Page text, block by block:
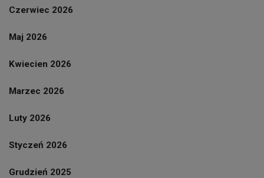
Czerwiec 2026
Maj 2026
Kwiecien 2026
Marzec 2026
Luty 2026
Styczeń 2026
Grudzień 2025